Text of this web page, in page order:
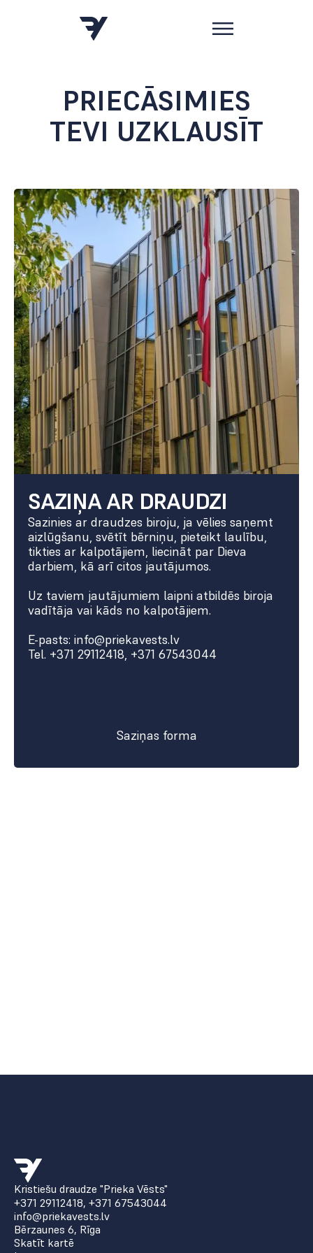
PRIECĀSIMIES
TEVI UZKLAUSĪT
SAZIŅA AR DRAUDZI
Sazinies ar draudzes biroju, ja vēlies saņemt
aizlūgšanu, svētīt bērniņu, pieteikt laulību,
tikties ar kalpotājiem, liecināt par Dieva
darbiem, kā arī citos jautājumos.
Uz taviem jautājumiem laipni atbildēs biroja
vadītāja vai kāds no kalpotājiem.
E-pasts: info@priekavests.lv
Tel. +371 29112418, +371 67543044
Saziņas forma
Kristiešu draudze "Prieka Vēsts"
+371 29112418, +371 67543044
info@priekavests.lv
Bērzaunes 6, Rīga
Skatīt kartē